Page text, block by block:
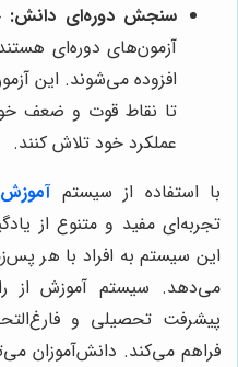
سنجش دوره‌ای دانش:
آزمون‌های دوره‌ای
افزوده می‌شوند. این
تا نقاط قوت و ضعف
عملکرد خود تلاش کنند.
با استفاده از سیستم
تجربه‌ای مفید و متنوع از
این سیستم به افراد با هر
می‌دهد. سیستم آموزش از
پیشرفت تحصیلی و
فراهم می‌کند. دانش‌آموزان